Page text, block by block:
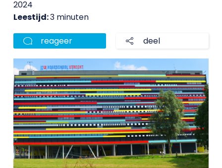
2024
Leestijd:3 minuten
reageer deel